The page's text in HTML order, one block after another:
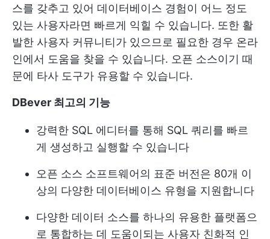
스를 갖추고 있어 데이터베이스 경험이 어느 정도
있는 사용자라면 빠르게 익힐 수 있습니다. 또한 활
발한 사용자 커뮤니티가 있으므로 필요한 경우 온라
인에서 도움을 찾을 수 있습니다. 오픈 소스이기 때
문에 타사 도구가 유용할 수 있습니다.
DBever 최고의 기능
강력한 SQL 에디터를 통해 SQL 쿼리를 빠르
게 생성하고 실행할 수 있습니다
오픈 소스 소프트웨어의 표준 버전은 80개 이
상의 다양한 데이터베이스 유형을 지원합니다
다양한 데이터 소스를 하나의 유용한 플랫폼으
로 통합하는 데 도움이되는 사용자 친화적 인